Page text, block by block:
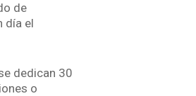
de
día el
dedican 30
o